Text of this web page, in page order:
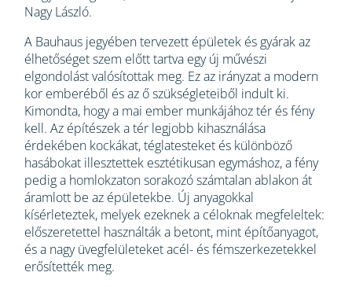
Nagy László.
A Bauhaus jegyében tervezett épületek és gyárak az
élhetőséget szem előtt tartva egy új művészi
elgondolást valósítottak meg. Ez az irányzat a modern
kor emberéből és az ő szükségleteiből indult ki.
Kimondta, hogy a mai ember munkájához tér és fény
kell. Az építészek a tér legjobb kihasználása
érdekében kockákat, téglatesteket és különböző
hasábokat illesztettek esztétikusan egymáshoz, a fény
pedig a homlokzaton sorakozó számtalan ablakon át
áramlott be az épületekbe. Új anyagokkal
kísérleteztek, melyek ezeknek a céloknak megfeleltek:
előszeretettel használták a betont, mint építőanyagot,
és a nagy üvegfelületeket acél- és fémszerkezetekkel
erősítették meg.